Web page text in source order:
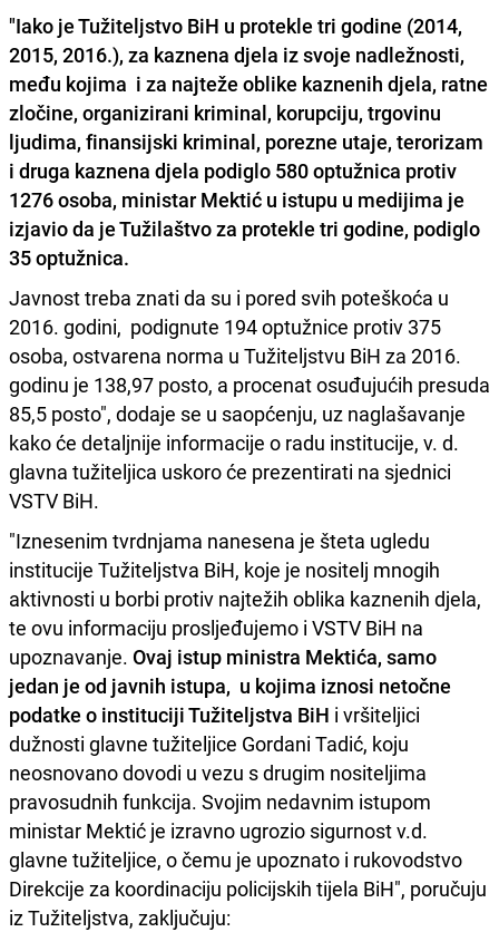
"Iako je Tužiteljstvo BiH u protekle tri godine (2014,
2015, 2016.), za kaznena djela iz svoje nadležnosti,
među kojima i za najteže oblike kaznenih djela, ratne
zločine, organizirani kriminal, korupciju, trgovinu
ljudima, finansijski kriminal, porezne utaje, terorizam
i druga kaznena djela podiglo 580 optužnica protiv
1276 osoba, ministar Mektić u istupu u medijima je
izjavio da je Tužilaštvo za protekle tri godine, podiglo
35 optužnica.
Javnost treba znati da su i pored svih poteškoća u
2016. godini, podignute 194 optužnice protiv 375
osoba, ostvarena norma u Tužiteljstvu BiH za 2016.
godinu je 138,97 posto, a procenat osuđujućih presuda
85,5 posto", dodaje se u saopćenju, uz naglašavanje
kako će detaljnije informacije o radu institucije, v. d.
glavna tužiteljica uskoro će prezentirati na sjednici
VSTV BiH.
"Iznesenim tvrdnjama nanesena je šteta ugledu
institucije Tužiteljstva BiH, koje je nositelj mnogih
aktivnosti u borbi protiv najtežih oblika kaznenih djela,
te ovu informaciju prosljeđujemo i VSTV BiH na
upoznavanje. Ovaj istup ministra Mektića, samo
jedan je od javnih istupa, u kojima iznosi netočne
podatke o instituciji Tužiteljstva BiH i vršiteljici
dužnosti glavne tužiteljice Gordani Tadić, koju
neosnovano dovodi u vezu s drugim nositeljima
pravosudnih funkcija. Svojim nedavnim istupom
ministar Mektić je izravno ugrozio sigurnost v.d.
glavne tužiteljice, o čemu je upoznato i rukovodstvo
Direkcije za koordinaciju policijskih tijela BiH", poručuju
iz Tužiteljstva, zaključuju: